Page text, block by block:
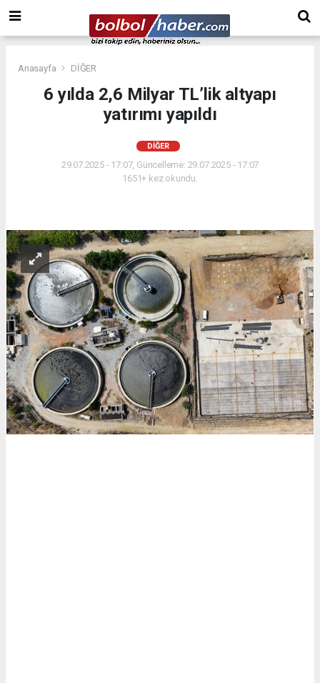
Anasayfa DİĞER
6 yılda 2,6 Milyar TL’lik altyapı
yatırımı yapıldı
DİĞER
29.07.2025 - 17:07, Güncelleme: 29.07.2025 - 17:07
1651+ kez okundu.